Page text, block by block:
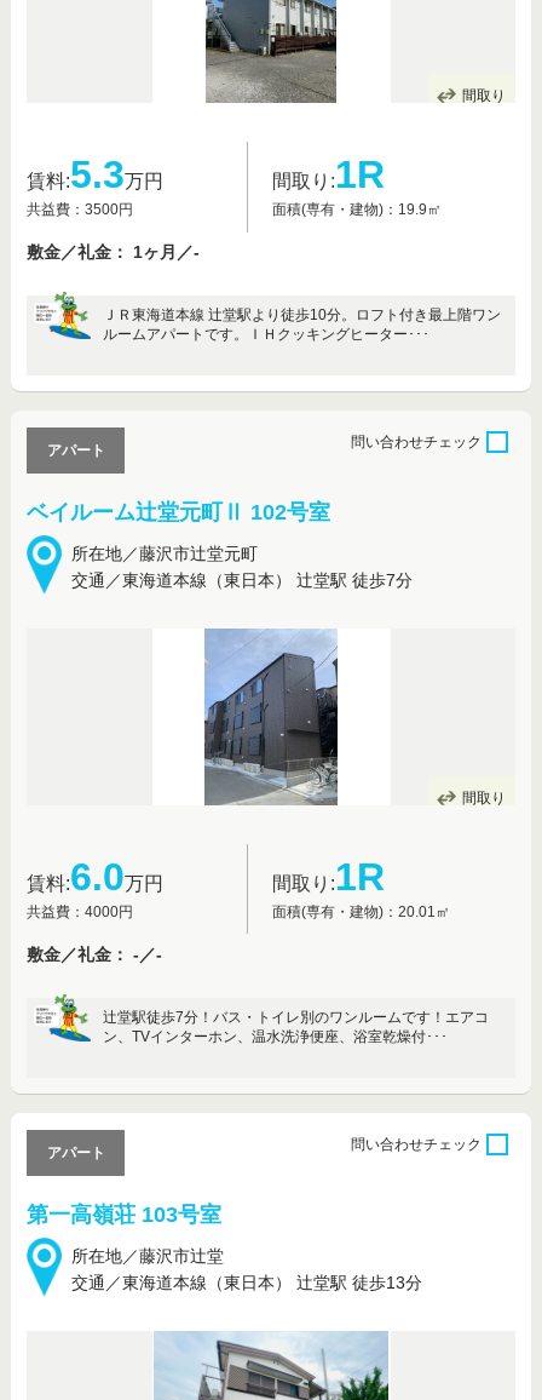
間取り
賃料:5.3万円
共益費：3500円
間取り:1R
面積(専有・建物)：19.9㎡
敷金／礼金： 1ヶ月／-
ＪＲ東海道本線 辻堂駅より徒歩10分。ロフト付き最上階ワン
ルームアパートです。ＩＨクッキングヒーター･･･
ベイルーム辻堂元町Ⅱ 102号室
所在地／藤沢市辻堂元町
交通／東海道本線（東日本） 辻堂駅 徒歩7分
アパート
問い合わせチェック
間取り
賃料:6.0万円
共益費：4000円
間取り:1R
面積(専有・建物)：20.01㎡
敷金／礼金： -／-
辻堂駅徒歩7分！バス・トイレ別のワンルームです！エアコ
ン、TVインターホン、温水洗浄便座、浴室乾燥付･･･
第一高嶺荘 103号室
所在地／藤沢市辻堂
交通／東海道本線（東日本） 辻堂駅 徒歩13分
アパート
問い合わせチェック